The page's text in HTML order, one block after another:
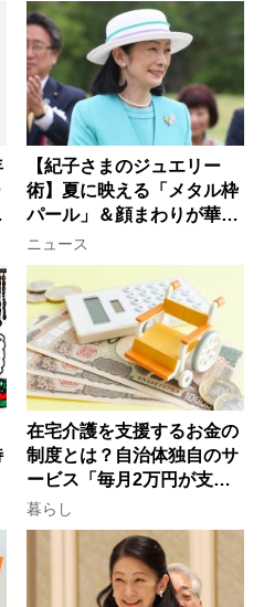
【紀子さまのジュエリー
術】夏に映える「メタル枠
パール」＆顔まわりが華や
ぐ「揺れる一粒」の使い分
け方
ニュース
在宅介護を支援するお金の
制度とは？自治体独自のサ
ービス「毎月2万円が支給
される」ケースも【FP解
説】
暮らし